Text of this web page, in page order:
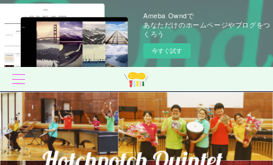
Ameba Owndで
あなただけのホームページやブログをつ
くろう
今すぐ試す